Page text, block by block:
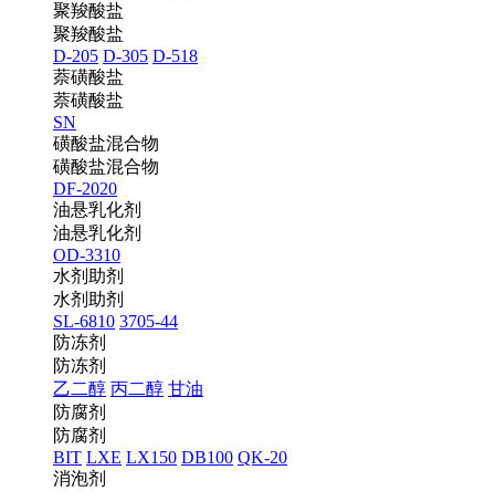
聚羧酸盐
聚羧酸盐
D-205 D-305 D-518
萘磺酸盐
萘磺酸盐
SN
磺酸盐混合物
磺酸盐混合物
DF-2020
油悬乳化剂
油悬乳化剂
OD-3310
水剂助剂
水剂助剂
SL-6810 3705-44
防冻剂
防冻剂
乙二醇 丙二醇 甘油
防腐剂
防腐剂
BIT LXE LX150 DB100 QK-20
消泡剂